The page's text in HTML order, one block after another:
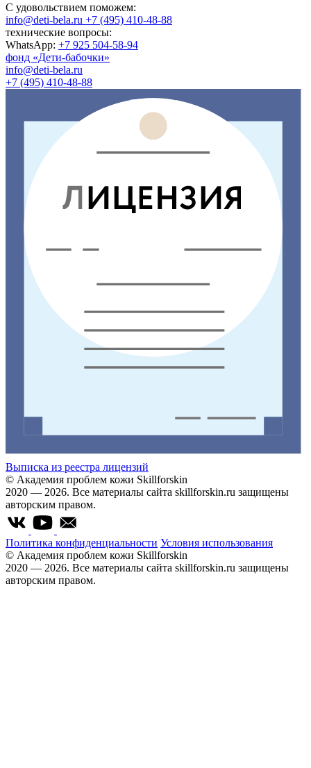
С удовольствием поможем:
info@deti-bela.ru +7 (495) 410-48-88
технические вопросы:
WhatsApp: +7 925 504-58-94
фонд «Дети-бабочки»
info@deti-bela.ru
+7 (495) 410-48-88
Выписка из реестра лицензий
© Академия проблем кожи Skillforskin
2020 — 2026. Все материалы сайта skillforskin.ru защищены
авторским правом.
Политика конфиденциальности Условия использования
© Академия проблем кожи Skillforskin
2020 — 2026. Все материалы сайта skillforskin.ru защищены
авторским правом.